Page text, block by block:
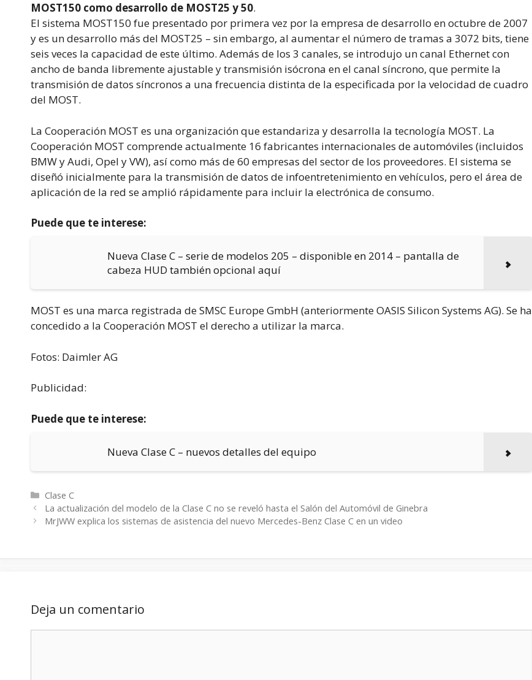
MOST150 como desarrollo de MOST25 y 50.
El sistema MOST150 fue presentado por primera vez por la empresa de desarrollo en octubre de 2007
y es un desarrollo más del MOST25 – sin embargo, al aumentar el número de tramas a 3072 bits, tiene
seis veces la capacidad de este último. Además de los 3 canales, se introdujo un canal Ethernet con
ancho de banda libremente ajustable y transmisión isócrona en el canal síncrono, que permite la
transmisión de datos síncronos a una frecuencia distinta de la especificada por la velocidad de cuadro
del MOST.
La Cooperación MOST es una organización que estandariza y desarrolla la tecnología MOST. La
Cooperación MOST comprende actualmente 16 fabricantes internacionales de automóviles (incluidos
BMW y Audi, Opel y VW), así como más de 60 empresas del sector de los proveedores. El sistema se
diseñó inicialmente para la transmisión de datos de infoentretenimiento en vehículos, pero el área de
aplicación de la red se amplió rápidamente para incluir la electrónica de consumo.
Puede que te interese:
Nueva Clase C – serie de modelos 205 – disponible en 2014 – pantalla de
cabeza HUD también opcional aquí
MOST es una marca registrada de SMSC Europe GmbH (anteriormente OASIS Silicon Systems AG). Se ha
concedido a la Cooperación MOST el derecho a utilizar la marca.
Fotos: Daimler AG
Publicidad:
Puede que te interese:
Nueva Clase C – nuevos detalles del equipo
Categorías
Clase C
La actualización del modelo de la Clase C no se reveló hasta el Salón del Automóvil de Ginebra
MrJWW explica los sistemas de asistencia del nuevo Mercedes-Benz Clase C en un video
Deja un comentario